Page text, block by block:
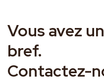
Vous avez
bref.
Contactez-